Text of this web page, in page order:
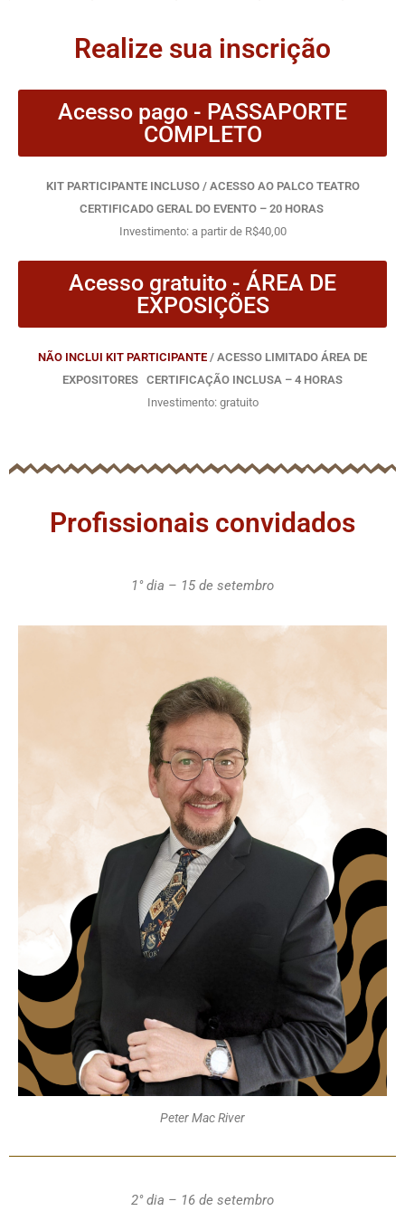
Realize sua inscrição
Acesso pago - PASSAPORTE
COMPLETO
KIT PARTICIPANTE INCLUSO / ACESSO AO PALCO TEATRO
CERTIFICADO GERAL DO EVENTO – 20 HORAS
Investimento: a partir de R$40,00
Acesso gratuito - ÁREA DE
EXPOSIÇÕES
NÃO INCLUI KIT PARTICIPANTE / ACESSO LIMITADO ÁREA DE
EXPOSITORES CERTIFICAÇÃO INCLUSA – 4 HORAS
Investimento: gratuito
Profissionais convidados
1° dia – 15 de setembro
Peter Mac River
2° dia – 16 de setembro